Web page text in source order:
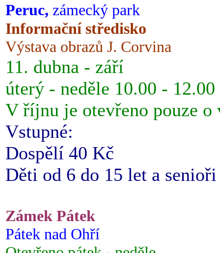
Peruc, zámecký park
Informační středisko
Výstava obrazů J. Corvina
11. dubna - září
úterý - neděle 10.00 -
V říjnu je otevřeno pouze o
Vstupné:
Dospělí 40 Kč
Děti od 6 do 15 let a
Zámek Pátek
Pátek nad Ohří